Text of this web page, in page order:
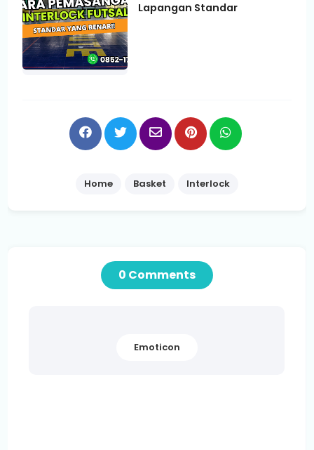
Lapangan Standar
Home Basket Interlock
0 Comments
Emoticon